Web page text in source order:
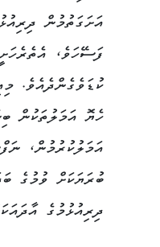
އަށަގަތުމުން
ފަސޭހަވެ،
ކުޑަވެގެންދެއެވެ.
ހެޔޮ އަމަލުތަކުން
އަމަލުކުރުމުން،
ބުރަޔަކަށް ވުމުގެ
ދިރިއުޅުމުގެ